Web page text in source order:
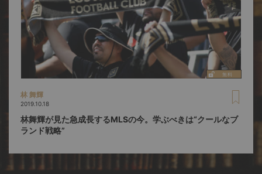
林 舞輝
2019.10.18
林舞輝が見た急成長するMLSの今。学ぶべきは“クールなブ
ランド戦略”